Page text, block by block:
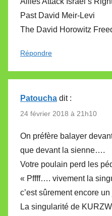
Past David Meir-Levi
The David Horowitz
Répondre
Patoucha dit :
24 février 2018 à 21h10
On préfère balayer
que devant la sienne….
Votre poulain perd les
« Pffff…. vivement la
c’est sûrement encore
La singularité de